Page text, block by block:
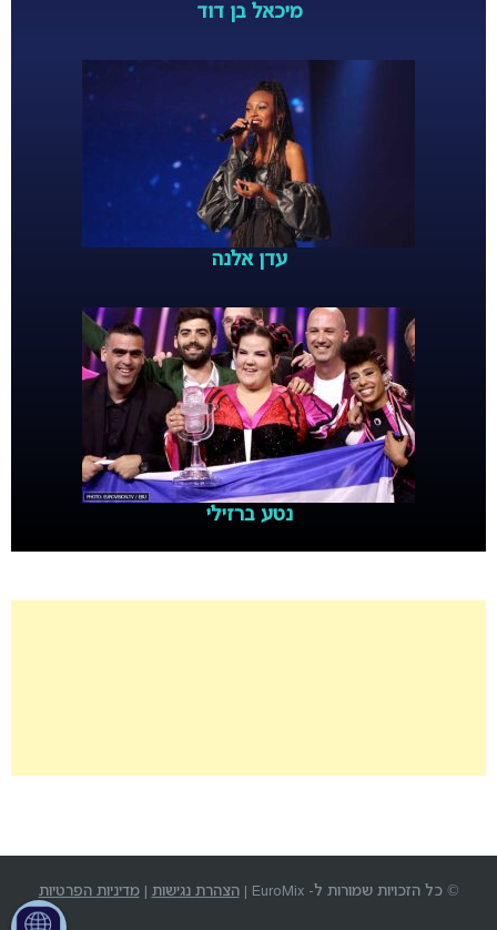
מיכאל בן דוד
עדן אלנה
נטע ברזילי
© כל הזכויות שמורות ל- EuroMix | הצהרת נגישות |מדיניות הפרטיות